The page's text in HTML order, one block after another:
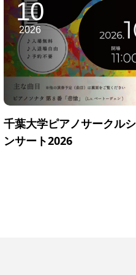
10
2026
千葉大学ピアノサークル
ンサート2026